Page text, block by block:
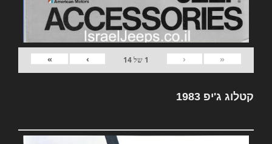
«
‹
1 של14
›
»
קטלוג ג'יפ 1983